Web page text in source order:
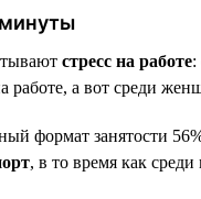
стресс на работе:
работе, а вот среди
формат занятости
, в то время как